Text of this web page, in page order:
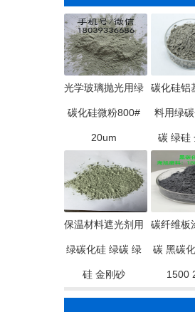
光学玻璃抛光用绿
碳化硅微粉800#
20um
碳化硅铝
料用绿
碳 绿硅
保温材料遮光剂用
绿碳化硅 绿碳 绿
硅 金刚砂
碳纤维板
碳 黑碳
1500